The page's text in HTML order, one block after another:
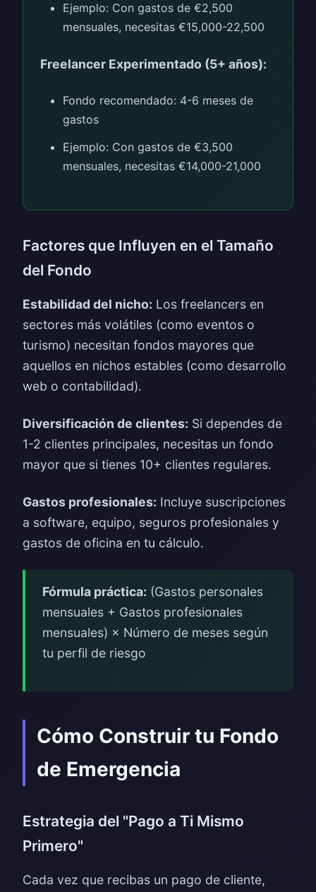
Ejemplo: Con gastos de €2,500
mensuales, necesitas €15,000-22,500
Freelancer Experimentado (5+ años):
Fondo recomendado: 4-6 meses de
gastos
Ejemplo: Con gastos de €3,500
mensuales, necesitas €14,000-21,000
Factores que Influyen en el Tamaño
del Fondo
Estabilidad del nicho: Los freelancers en
sectores más volátiles (como eventos o
turismo) necesitan fondos mayores que
aquellos en nichos estables (como desarrollo
web o contabilidad).
Diversificación de clientes: Si dependes de
1-2 clientes principales, necesitas un fondo
mayor que si tienes 10+ clientes regulares.
Gastos profesionales: Incluye suscripciones
a software, equipo, seguros profesionales y
gastos de oficina en tu cálculo.
Fórmula práctica: (Gastos personales
mensuales + Gastos profesionales
mensuales) × Número de meses según
tu perfil de riesgo
Cómo Construir tu Fondo
de Emergencia
Estrategia del "Pago a Ti Mismo
Primero"
Cada vez que recibas un pago de cliente,